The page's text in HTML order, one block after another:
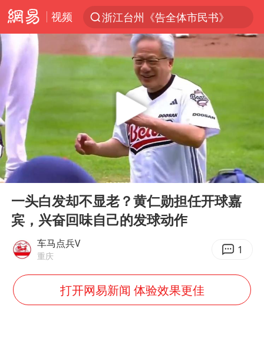
视频
浙江台州《告全体市民书》
“China Cool”火了，老外爱上中国避暑游
台风白海豚闭眼浙江上海处于危险半圆
香港宏福苑火灾或由烟头引起
张本智和：零封向鹏不意外
泰国初中生饮弹自尽前开了26枪
用AI造出新病毒意味着什么
今年第二强台风将带来多大影响
浙江最强风雨时段已锁定
多所幼师院校开设养老专业
泰国校园枪击事件已致8死30余伤
Play
00:00 00:41
一头白发却不显老？黄仁勋担任开球嘉
宾，兴奋回味自己的发球动作
车马点兵V
重庆 1
打开网易新闻 体验效果更佳